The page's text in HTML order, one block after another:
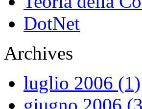
DotNet
Archives
luglio 2006 (1)